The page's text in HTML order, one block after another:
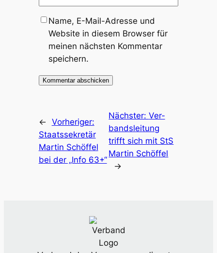
Name, E-Mail-Adresse und
Website in diesem Browser für
meinen nächsten Kommentar
speichern.
← Vorheriger:
Staats­se­kre­tär
Mar­tin Schöf­fel
bei der „Info 63+“
Nächster:Ver­
bands­lei­tung
trifft sich mit StS
Mar­tin Schöf­fel
→